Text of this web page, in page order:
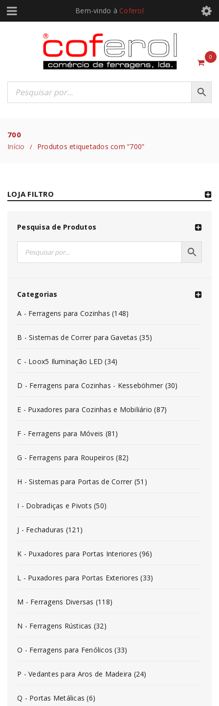
Bem-vindo à Coferol
0
700
Início / Produtos etiquetados com “700”
LOJA FILTRO
Pesquisa de Produtos
Categorias
A - Ferragens para Cozinhas (148)
B - Sistemas de Correr para Gavetas (35)
C - Loox5 Iluminação LED (34)
D - Ferragens para Cozinhas - Kesseböhmer (30)
E - Puxadores para Cozinhas e Mobiliário (87)
F - Ferragens para Móveis (81)
G - Ferragens para Roupeiros (82)
H - Sistemas para Portas de Correr (51)
I - Dobradiças e Pivots (50)
J - Fechaduras (121)
K - Puxadores para Portas Interiores (96)
L - Puxadores para Portas Exteriores (33)
M - Ferragens Diversas (118)
N - Ferragens Rústicas (32)
O - Ferragens para Fenólicos (33)
P - Vedantes para Aros de Madeira (24)
Q - Portas Metálicas (6)